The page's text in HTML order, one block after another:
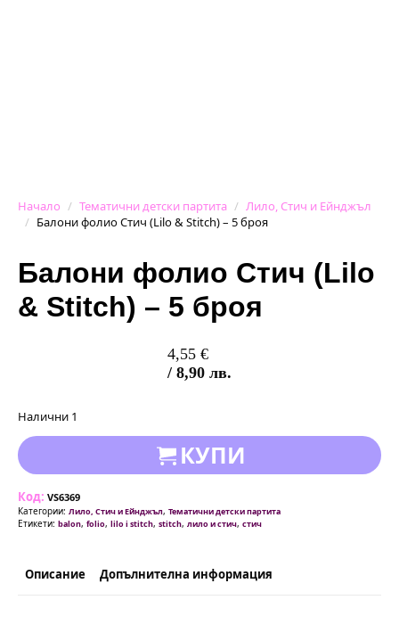
Начало Тематични детски партита
Лило, Стич и Ейнджъл
Балони фолио Стич (Lilo & Stitch) – 5 броя
Балони фолио Стич (Lilo
& Stitch) – 5 броя
4,55 €
/ 8,90 лв.
Налични 1
КУПИ
Код: VS6369
Категории: Лило, Стич и Ейнджъл, Тематични детски партита
Етикети: balon, folio, lilo i stitch, stitch, лило и стич, стич
Описание Допълнителна информация